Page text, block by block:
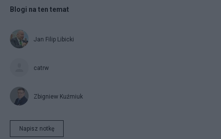
Blogi na ten temat
Jan Filip Libicki
catrw
Zbigniew Kuźmiuk
Napisz notkę